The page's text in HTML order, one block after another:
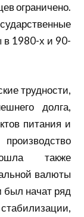
ограничено.
в 1980-х и 90-
трудности,
долга,
питания и
также
валюты
был начат ряд